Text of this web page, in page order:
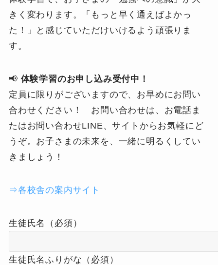
きく変わります。「もっと早く通えばよかっ
た！」と感じていただけいけるよう頑張りま
す。
📢 体験学習のお申し込み受付中！
定員に限りがございますので、お早めにお問い
合わせください！ お問い合わせは、お電話ま
たはお問い合わせLINE、サイトからお気軽にど
うぞ。お子さまの未来を、一緒に明るくしてい
きましょう！
⇒各校舎の案内サイト
生徒氏名（必須）
生徒氏名ふりがな（必須）